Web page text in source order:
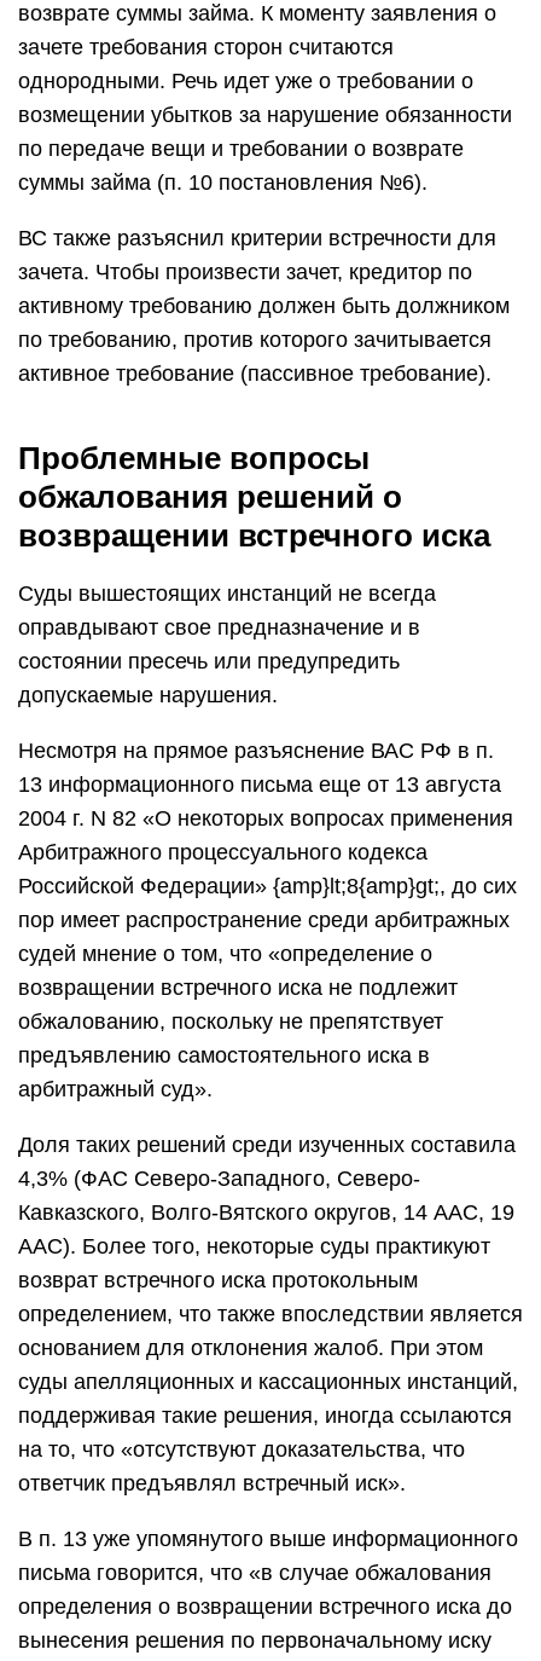
возврате суммы займа. К моменту заявления о
зачете требования сторон считаются
однородными. Речь идет уже о требовании о
возмещении убытков за нарушение обязанности
по передаче вещи и требовании о возврате
суммы займа (п. 10 постановления №6).
ВС также разъяснил критерии встречности для
зачета. Чтобы произвести зачет, кредитор по
активному требованию должен быть должником
по требованию, против которого зачитывается
активное требование (пассивное требование).
Проблемные вопросы
обжалования решений о
возвращении встречного иска
Суды вышестоящих инстанций не всегда
оправдывают свое предназначение и в
состоянии пресечь или предупредить
допускаемые нарушения.
Несмотря на прямое разъяснение ВАС РФ в п.
13 информационного письма еще от 13 августа
2004 г. N 82 «О некоторых вопросах применения
Арбитражного процессуального кодекса
Российской Федерации» {amp}lt;8{amp}gt;, до сих
пор имеет распространение среди арбитражных
судей мнение о том, что «определение о
возвращении встречного иска не подлежит
обжалованию, поскольку не препятствует
предъявлению самостоятельного иска в
арбитражный суд».
Доля таких решений среди изученных составила
4,3% (ФАС Северо-Западного, Северо-
Кавказского, Волго-Вятского округов, 14 ААС, 19
ААС). Более того, некоторые суды практикуют
возврат встречного иска протокольным
определением, что также впоследствии является
основанием для отклонения жалоб. При этом
суды апелляционных и кассационных инстанций,
поддерживая такие решения, иногда ссылаются
на то, что «отсутствуют доказательства, что
ответчик предъявлял встречный иск».
В п. 13 уже упомянутого выше информационного
письма говорится, что «в случае обжалования
определения о возвращении встречного иска до
вынесения решения по первоначальному иску